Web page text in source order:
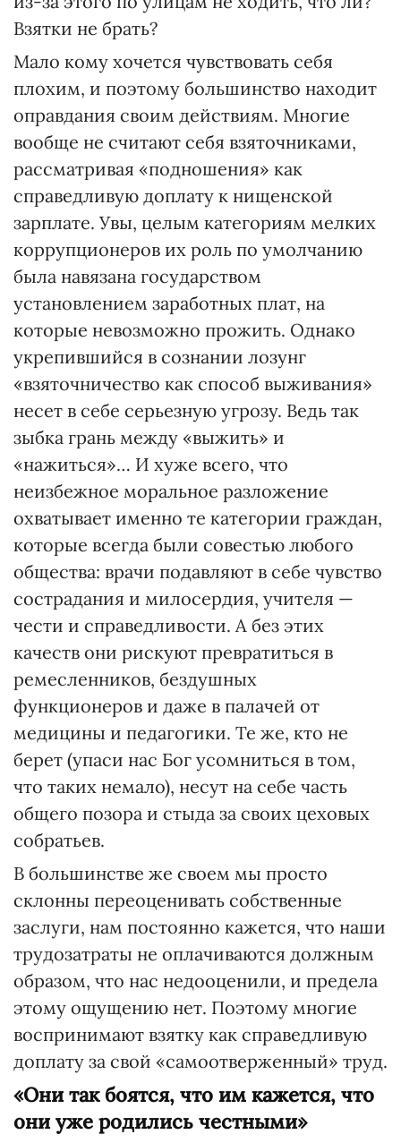
Взятки не брать?
Мало кому хочется чувствовать себя
плохим, и поэтому большинство находит
оправдания своим действиям. Многие
вообще не считают себя взяточниками,
рассматривая «подношения» как
справедливую доплату к нищенской
зарплате. Увы, целым категориям мелких
коррупционеров их роль по умолчанию
была навязана государством
установлением заработных плат, на
которые невозможно прожить. Однако
укрепившийся в сознании лозунг
«взяточничество как способ выживания»
несет в себе серьезную угрозу. Ведь так
зыбка грань между «выжить» и
«нажиться»… И хуже всего, что
неизбежное моральное разложение
охватывает именно те категории граждан,
которые всегда были совестью любого
общества: врачи подавляют в себе чувство
сострадания и милосердия, учителя —
чести и справедливости. А без этих
качеств они рискуют превратиться в
ремесленников, бездушных
функционеров и даже в палачей от
медицины и педагогики. Те же, кто не
берет (упаси нас Бог усомниться в том,
что таких немало), несут на себе часть
общего позора и стыда за своих цеховых
собратьев.
В большинстве же своем мы просто
склонны переоценивать собственные
заслуги, нам постоянно кажется, что наши
трудозатраты не оплачиваются должным
образом, что нас недооценили, и предела
этому ощущению нет. Поэтому многие
воспринимают взятку как справедливую
доплату за свой «самоотверженный» труд.
«Они так боятся, что им кажется, что
они уже родились честными»